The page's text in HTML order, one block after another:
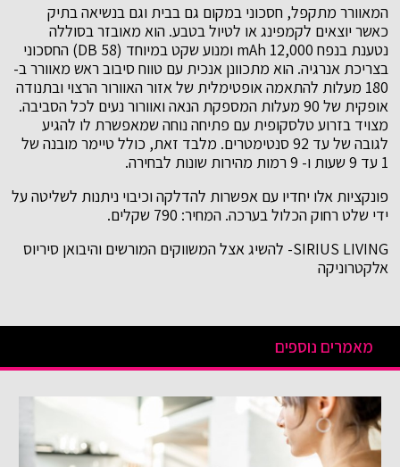
המאוורר מתקפל, חסכוני במקום גם בבית וגם בנשיאה בתיק
כאשר יוצאים לקמפינג או לטיול בטבע. הוא מאובזר בסוללה
נטענת בנפח 12,000 mAh ומנוע שקט במיוחד (DB 58) החסכוני
בצריכת אנרגיה. הוא מתכוונן אנכית עם טווח סיבוב ראש מאוורר ב-
180 מעלות להתאמה אופטימלית של אזור האוורור הרצוי ובתנודה
אופקית של 90 מעלות המספקת הנאה ואוורור נעים לכל הסביבה.
מצויד בזרוע טלסקופית עם פתיחה נוחה שמאפשרת לו להגיע
לגובה של עד 92 סנטימטרים. מלבד זאת, כולל טיימר מובנה של
1 עד 9 שעות ו- 9 רמות מהירות שונות לבחירה.
פונקציות אלו יחדיו עם אפשרות להדלקה וכיבוי ניתנות לשליטה על
ידי שלט רחוק הכלול בערכה. המחיר: 790 שקלים.
SIRIUS LIVING- להשיג אצל המשווקים המורשים והיבואן סיריוס
אלקטרוניקה
מאמרים נוספים